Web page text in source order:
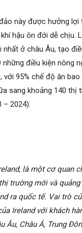
này được hưởng
hậu ôn đới dễ
ở châu Âu, tạo
điều kiện nông
95% chế độ ăn
sang khoảng 140 thị
– 2024).
là một cơ quan
trường mới và
ra quốc tế. Vai trò
Ireland với khách
Âu, Châu Á, Trung